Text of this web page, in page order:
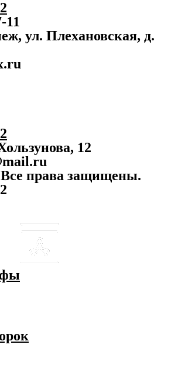
11
ул. Плехановская, д.
12
права защищены.